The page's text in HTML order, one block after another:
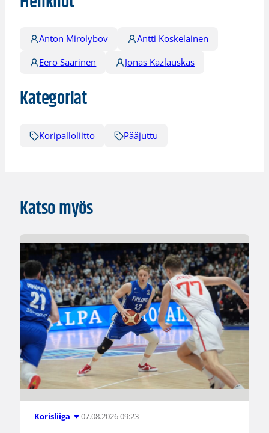
Anton Mirolybov
Antti Koskelainen
Eero Saarinen
Jonas Kazlauskas
Kategoriat
Koripalloliitto Pääjuttu
Katso myös
Korisliiga 07.08.2026 09:23